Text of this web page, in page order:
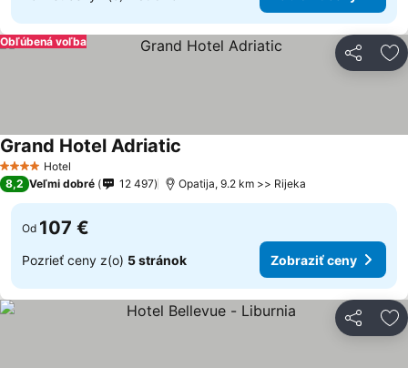
Zdieľať
Obľúbená voľba
4 Počet hviezdičiek
Hotel
Grand Hotel Adriatic
8,2 Veľmi dobré 12 497 Opatija, 9.2 km >> Rijeka
Od 107 €
Pozrieť ceny z(o) 5 stránok Zobraziť ceny
Zdieľať